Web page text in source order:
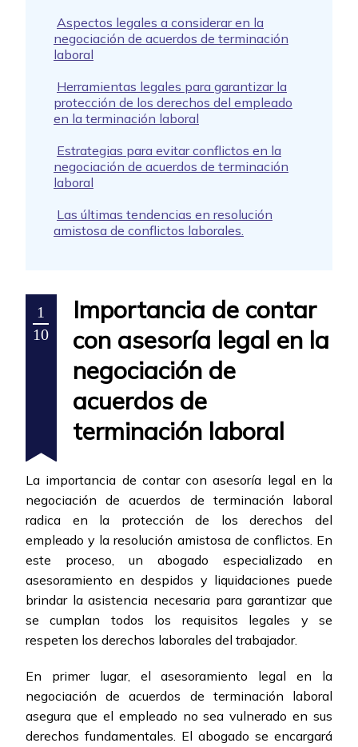
Aspectos legales a considerar en la
negociación de acuerdos de terminación
laboral
Herramientas legales para garantizar la
protección de los derechos del empleado
en la terminación laboral
Estrategias para evitar conflictos en la
negociación de acuerdos de terminación
laboral
Las últimas tendencias en resolución
amistosa de conflictos laborales.
1
10
Importancia de contar
con asesoría legal en la
negociación de
acuerdos de
terminación laboral
La importancia de contar con asesoría legal en la
negociación de acuerdos de terminación laboral
radica en la protección de los derechos del
empleado y la resolución amistosa de conflictos. En
este proceso, un abogado especializado en
asesoramiento en despidos y liquidaciones puede
brindar la asistencia necesaria para garantizar que
se cumplan todos los requisitos legales y se
respeten los derechos laborales del trabajador.
En primer lugar, el asesoramiento legal en la
negociación de acuerdos de terminación laboral
asegura que el empleado no sea vulnerado en sus
derechos fundamentales. El abogado se encargará